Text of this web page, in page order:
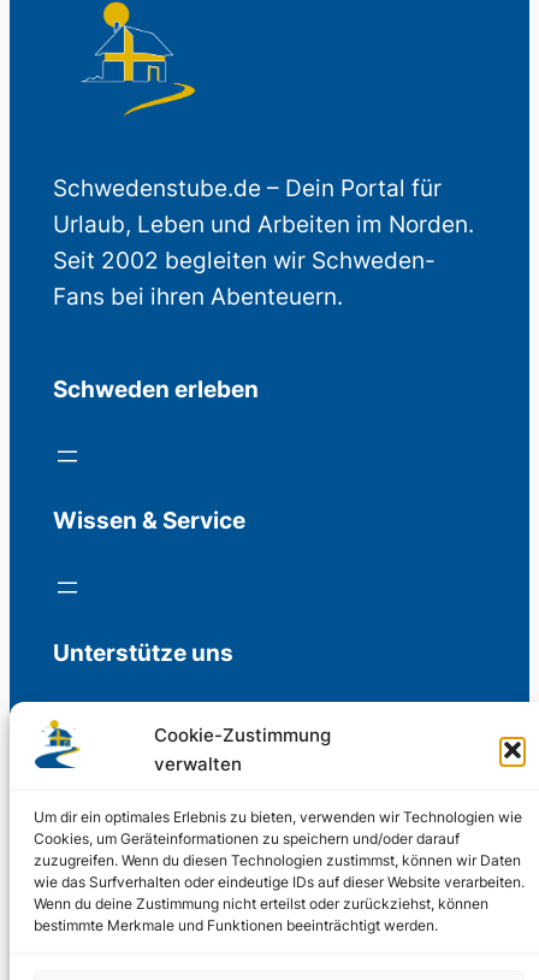
Cookie-Zustimmung
verwalten
Um dir ein optimales Erlebnis zu bieten, verwenden wir Technologien wie
Cookies, um Geräteinformationen zu speichern und/oder darauf
zuzugreifen. Wenn du diesen Technologien zustimmst, können wir Daten
wie das Surfverhalten oder eindeutige IDs auf dieser Website verarbeiten.
Wenn du deine Zustimmung nicht erteilst oder zurückziehst, können
bestimmte Merkmale und Funktionen beeinträchtigt werden.
Schwedenstube.de – Dein Portal für
Urlaub, Leben und Arbeiten im Norden.
Seit 2002 begleiten wir Schweden-
Fans bei ihren Abenteuern.
Schweden erleben
Wissen & Service
Unterstütze uns
Freiwillige Spenden für die Aufrechterhaltung
Support us